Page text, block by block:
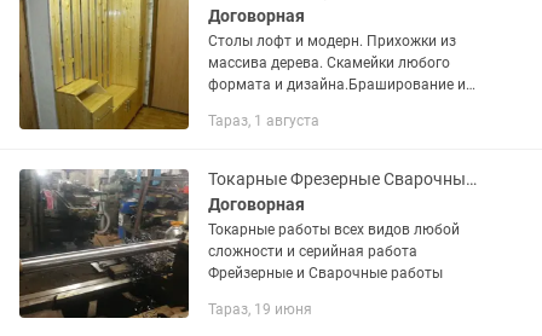
Договорная
Столы лофт и модерн. Прихожки из
массива дерева. Скамейки любого
формата и дизайна.Браширование и
модно там, должно быть модно здесь.
Тараз, 1 августа
Токарные Фрезерные Сварочные работы любой сложности
Договорная
Токарные работы всех видов любой
сложности и серийная работа
Фрейзерные и Сварочные работы
Тараз, 19 июня